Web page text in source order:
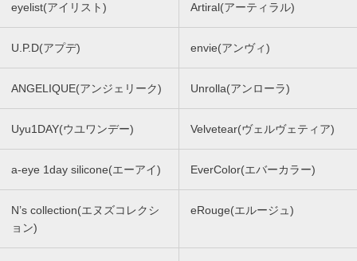
eyelist(アイリスト) Artiral(アーティラル)
U.P.D(アプデ) envie(アンヴィ)
ANGELIQUE(アンジェリーク) Unrolla(アンローラ)
Uyu1DAY(ウユワンデー) Velvetear(ヴェルヴェティア)
a-eye 1day silicone(エーアイ) EverColor(エバーカラー)
N’s collection(エヌズコレクシ
ョン)
eRouge(エルージュ)